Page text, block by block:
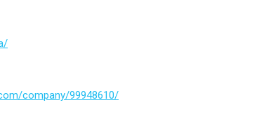
company/99948610/